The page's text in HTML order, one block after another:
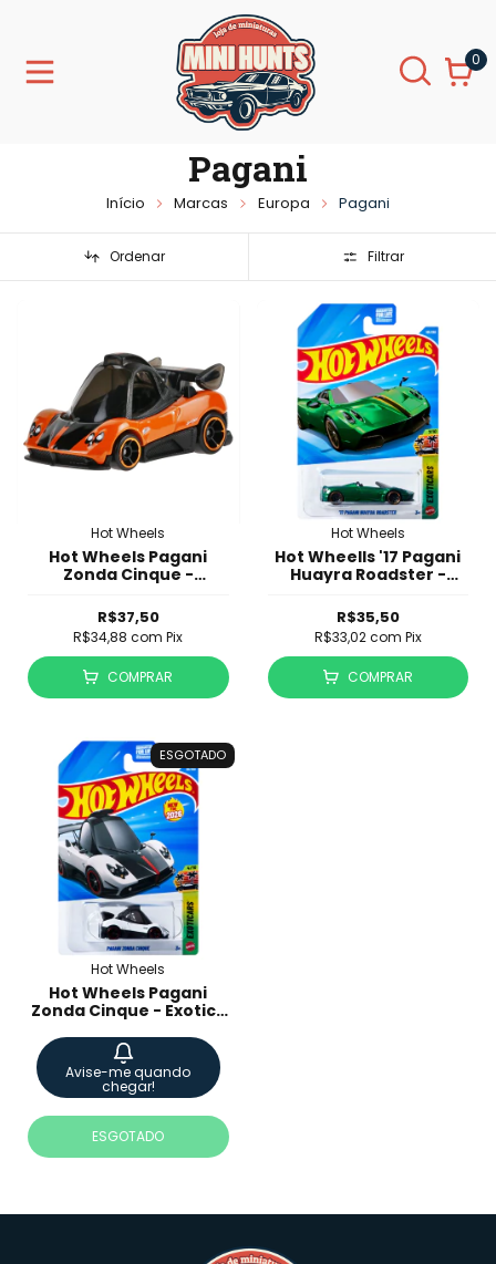
0
Pagani
Início Marcas Europa Pagani
Ordenar Filtrar
Hot Wheels
Hot Wheels Pagani
Zonda Cinque -
R$37,50
R$34,88com Pix
COMPRAR
Hot Wheels
Hot Wheells '17 Pagani
Huayra Roadster -
R$35,50
R$33,02com Pix
COMPRAR
ESGOTADO
Hot Wheels
Hot Wheels Pagani
Zonda Cinque - Exotics
Avise-me quando
chegar!
ESGOTADO